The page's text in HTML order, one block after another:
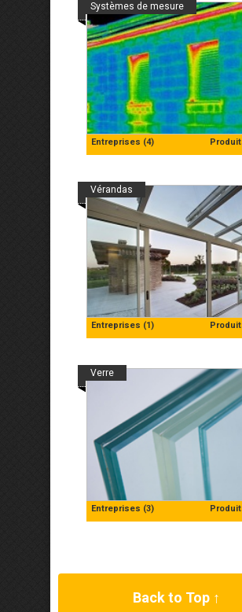
Entreprises (4)
Systèmes de mesure
Entreprises (1)
Vérandas
Entreprises (3)
Verre
Back to Top ↑